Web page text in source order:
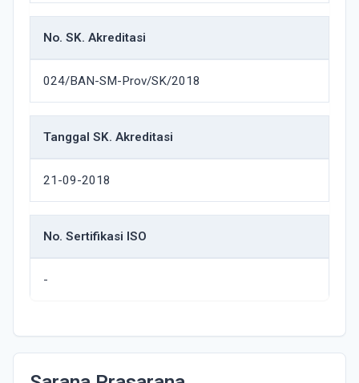
No. SK. Akreditasi
024/BAN-SM-Prov/SK/2018
Tanggal SK. Akreditasi
21-09-2018
No. Sertifikasi ISO
-